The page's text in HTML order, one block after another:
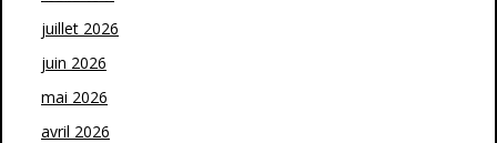
juillet 2026
juin 2026
mai 2026
avril 2026